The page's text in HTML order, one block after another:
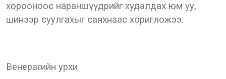
хорооноос нараншүүдрийг худалдах юм уу,
шинээр суулгахыг саяхнаас хоригложээ.
Венерагийн урхи